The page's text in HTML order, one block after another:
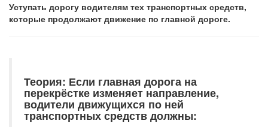
Уступать дорогу водителям тех транспортных средств,
которые продолжают движение по главной дороге.
Теория: Если главная дорога на
перекрёстке изменяет направление,
водители движущихся по ней
транспортных средств должны: